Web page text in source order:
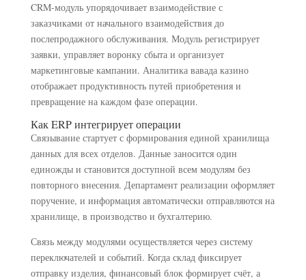
CRM-модуль упорядочивает взаимодействие с
заказчиками от начального взаимодействия до
послепродажного обслуживания. Модуль регистрирует
заявки, управляет воронку сбыта и организует
маркетинговые кампании. Аналитика вавада казино
отображает продуктивность путей приобретения и
превращение на каждом фазе операции.
Как ERP интегрирует операции
Связывание стартует с формирования единой хранилища
данных для всех отделов. Данные заносится один
единожды и становится доступной всем модулям без
повторного внесения. Департамент реализации оформляет
поручение, и информация автоматически отправляются на
хранилище, в производство и бухгалтерию.
Связь между модулями осуществляется через систему
переключателей и событий. Когда склад фиксирует
отправку изделия, финансовый блок формирует счёт, а